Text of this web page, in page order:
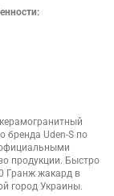
бренда Uden-S по
продукции. Быстро
Гранж жакард в
город Украины.